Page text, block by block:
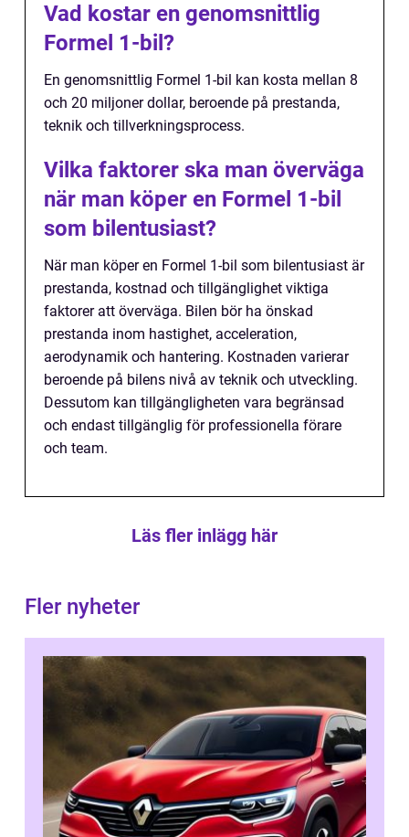
Vad kostar en genomsnittlig
Formel 1-bil?
En genomsnittlig Formel 1-bil kan kosta mellan 8
och 20 miljoner dollar, beroende på prestanda,
teknik och tillverkningsprocess.
Vilka faktorer ska man överväga
när man köper en Formel 1-bil
som bilentusiast?
När man köper en Formel 1-bil som bilentusiast är
prestanda, kostnad och tillgänglighet viktiga
faktorer att överväga. Bilen bör ha önskad
prestanda inom hastighet, acceleration,
aerodynamik och hantering. Kostnaden varierar
beroende på bilens nivå av teknik och utveckling.
Dessutom kan tillgängligheten vara begränsad
och endast tillgänglig för professionella förare
och team.
Läs fler inlägg här
Fler nyheter